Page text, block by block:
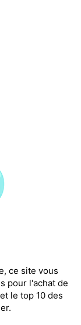
ce site vous
pour l'achat de
le top 10 des